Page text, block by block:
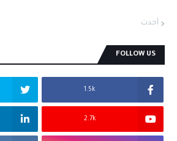
أحدث
FOLLOW US
1.5k
2.7k